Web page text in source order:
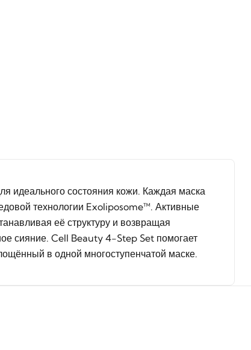
идеального состояния кожи. Каждая маска
технологии Exoliposome™. Активные
её структуру и возвращая
сияние. Cell Beauty 4-Step Set помогает
в одной многоступенчатой маске.